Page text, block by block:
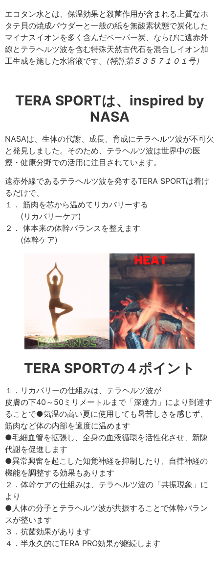
エコタン水とは、保温効果と殺菌作用が含まれる上質なホ
タテ貝の焼成パウダーと一般の紙を無酸素状態で炭化した
マイナスイオンを多く含んだペーパー炭、ならびに遠赤外
線とテラヘルツ波を含む特殊天然古代石を混合しイオン加
工生成を施した水溶液です。 (特許第５３５７１０１号）
TERA SPORTは、inspired by
NASA
NASAは、生体の代謝、成長、育成にテラヘルツ波が不可欠
と発見しました。そのため、テラヘルツ波は世界中の医
療・健康分野での活用に注目されています。
遠赤外線であるテラヘルツ波を発するTERA SPORTは着け
るだけで、
１． 筋肉を芯から温めてリカバリーする
(リカバリーケア)
２． 体本来の体幹バランスを整えます
(体幹ケア)
TERA SPORTの４ポイント
１．リカバリーの仕組みは、テラヘルツ波が
皮膚の下40～50ミリメートルまで「深達力」により到達す
ることで●気温の高い夏に使用しても暑苦しさを感じず、
筋肉など体の内部を適度に温めます
●毛細血管を拡張し、全身の血液循環を活性化させ、新陳
代謝を促進します
●異常興奮を起こした知覚神経を抑制したり、自律神経の
機能を調整する効果もあります
２．体幹ケアの仕組みは、テラヘルツ波の「共振現象」に
より
●人体の分子とテラヘルツ波が共振することで体幹バラン
スが整います
３．抗菌効果があります
４．半永久的にTERA PRO効果が継続します